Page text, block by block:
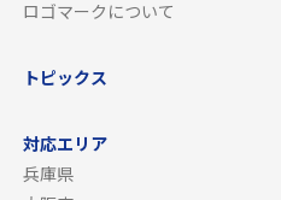
ロゴマークについて
トピックス
対応エリア
兵庫県